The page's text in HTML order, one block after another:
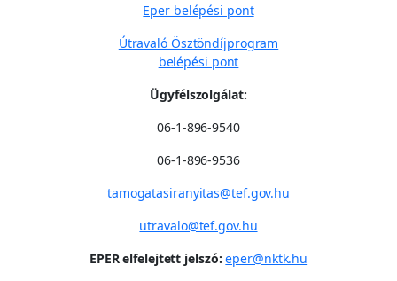
Eper belépési pont
Útravaló Ösztöndíjprogram
belépési pont
Ügyfélszolgálat:
06-1-896-9540
06-1-896-9536
tamogatasiranyitas@tef.gov.hu
utravalo@tef.gov.hu
EPER elfelejtett jelszó: eper@nktk.hu